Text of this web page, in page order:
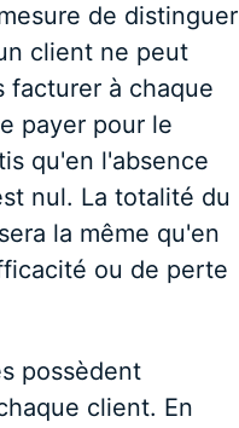
de distinguer
client ne peut
facturer à chaque
payer pour le
qu'en l'absence
nul. La totalité du
la même qu'en
ou de perte
possèdent
client. En